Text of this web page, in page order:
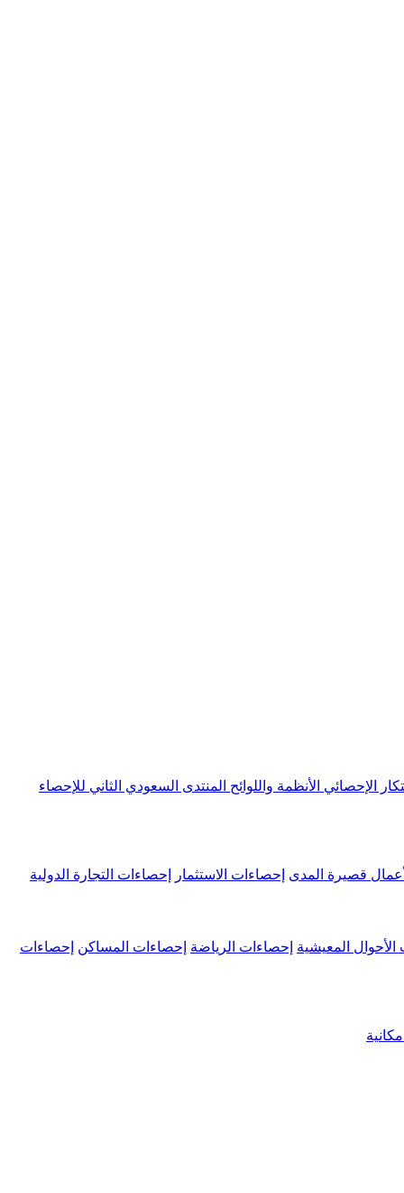
الإحصائي الأنظمة واللوائح المنتدى السعودي الثاني للإحصاء
قصيرة المدى إحصاءات الاستثمار إحصاءات التجارة الدولية
الأحوال المعيشية إحصاءات الرياضة إحصاءات المساكن إحصاءات